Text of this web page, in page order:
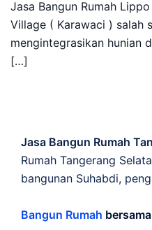
Jasa Bangun Rumah
Village ( Karawaci ) salah
mengintegrasikan hunian
[…]
Jasa Bangun Rumah
Rumah Tangerang
bangunan Suhabdi,
Bangun Rumah